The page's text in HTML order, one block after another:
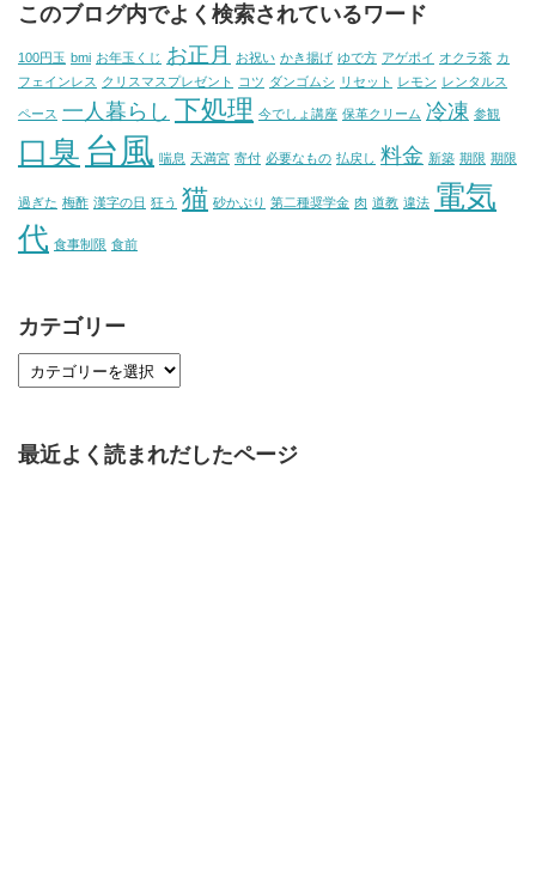
このブログ内でよく検索されているワード
100円玉 bmi お年玉くじ お正月 お祝い かき揚げ ゆで方 アゲポイ オクラ茶 カ
フェインレス クリスマスプレゼント コツ ダンゴムシ リセット レモン レンタルス
ペース 一人暮らし 下処理 今でしょ講座 保革クリーム 冷凍 参観
口臭 台風 喘息 天満宮 寄付 必要なもの 払戻し 料金 新築 期限 期限
過ぎた 梅酢 漢字の日 狂う 猫 砂かぶり 第二種奨学金 肉 道教 違法 電気
代 食事制限 食前
カテゴリー
最近よく読まれだしたページ